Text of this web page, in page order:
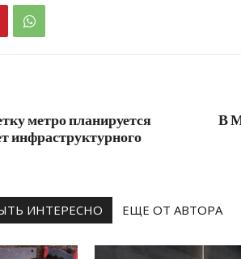
метро планируется
инфраструктурного
В
ИНТЕРЕСНО ЕЩЕ ОТ АВТОРА